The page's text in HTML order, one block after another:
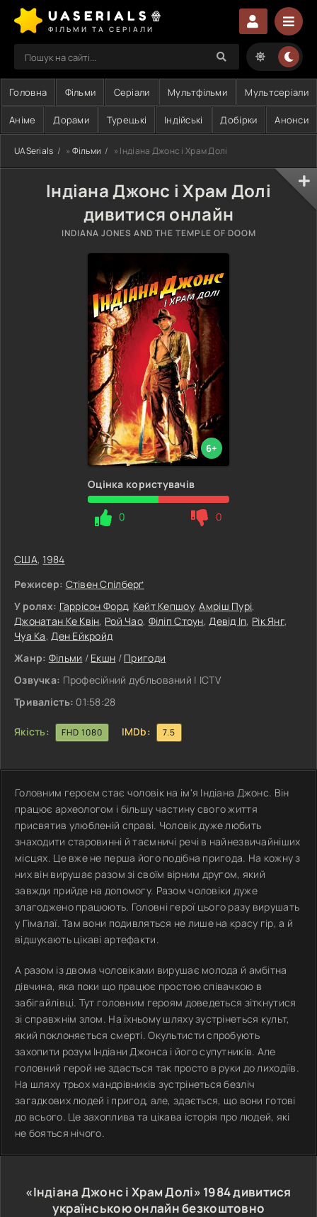
UASERIALS🍿
ФІЛЬМИ ТА СЕРІАЛИ
Головна Фільми Серіали Мультфільми Мультсеріали
Аніме Дорами Турецькі Індійські Добірки Анонси
UASerials » Фільми » Індіана Джонс і Храм Долі
Індіана Джонс і Храм Долі
дивитися онлайн
INDIANA JONES AND THE TEMPLE OF DOOM
6+
Оцінка користувачів
0 0
США,1984
Режисер: Стівен Спілберґ
У ролях: Гаррісон Форд, Кейт Кепшоу,Амріш Пурі,
Джонатан Ке Квін, Рой Чао, Філіп Стоун,Девід Іп, Рік Янг,
Чуа Ка,Ден Ейкройд
Жанр: Фільми / Екшн / Пригоди
Озвучка: Професійний дубльований | ICTV
Тривалість: 01:58:28
Якість: FHD 1080 IMDb: 7.5
Головним героєм стає чоловік на ім'я Індіана Джонс. Він
працює археологом і більшу частину свого життя
присвятив улюбленій справі. Чоловік дуже любить
знаходити старовинні й таємничі речі в найнезвичайніших
місцях. Це вже не перша його подібна пригода. На кожну з
них він вирушає разом зі своїм вірним другом, який
завжди прийде на допомогу. Разом чоловіки дуже
злагоджено працюють. Головні герої цього разу вирушать
у Гімалаї. Там вони подивляться не лише на красу гір, а й
відшукають цікаві артефакти.
А разом із двома чоловіками вирушає молода й амбітна
дівчина, яка поки що працює простою співачкою в
забігайлівці. Тут головним героям доведеться зіткнутися
зі справжнім злом. На їхньому шляху зустрінеться культ,
який поклоняється смерті. Окультисти спробують
захопити розум Індіани Джонса і його супутників. Але
головний герой не здасться так просто в руки до лиходіїв.
На шляху трьох мандрівників зустрінеться безліч
загадкових людей і пригод, але, здається, що вони готові
до всього. Це захоплива та цікава історія про людей, які
не бояться нічого.
«Індіана Джонс і Храм Долі» 1984дивитися
українською онлайн безкоштовно